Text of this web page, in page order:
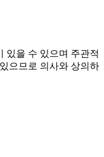
있을 수 있으며 주관적
으므로 의사와 상의하